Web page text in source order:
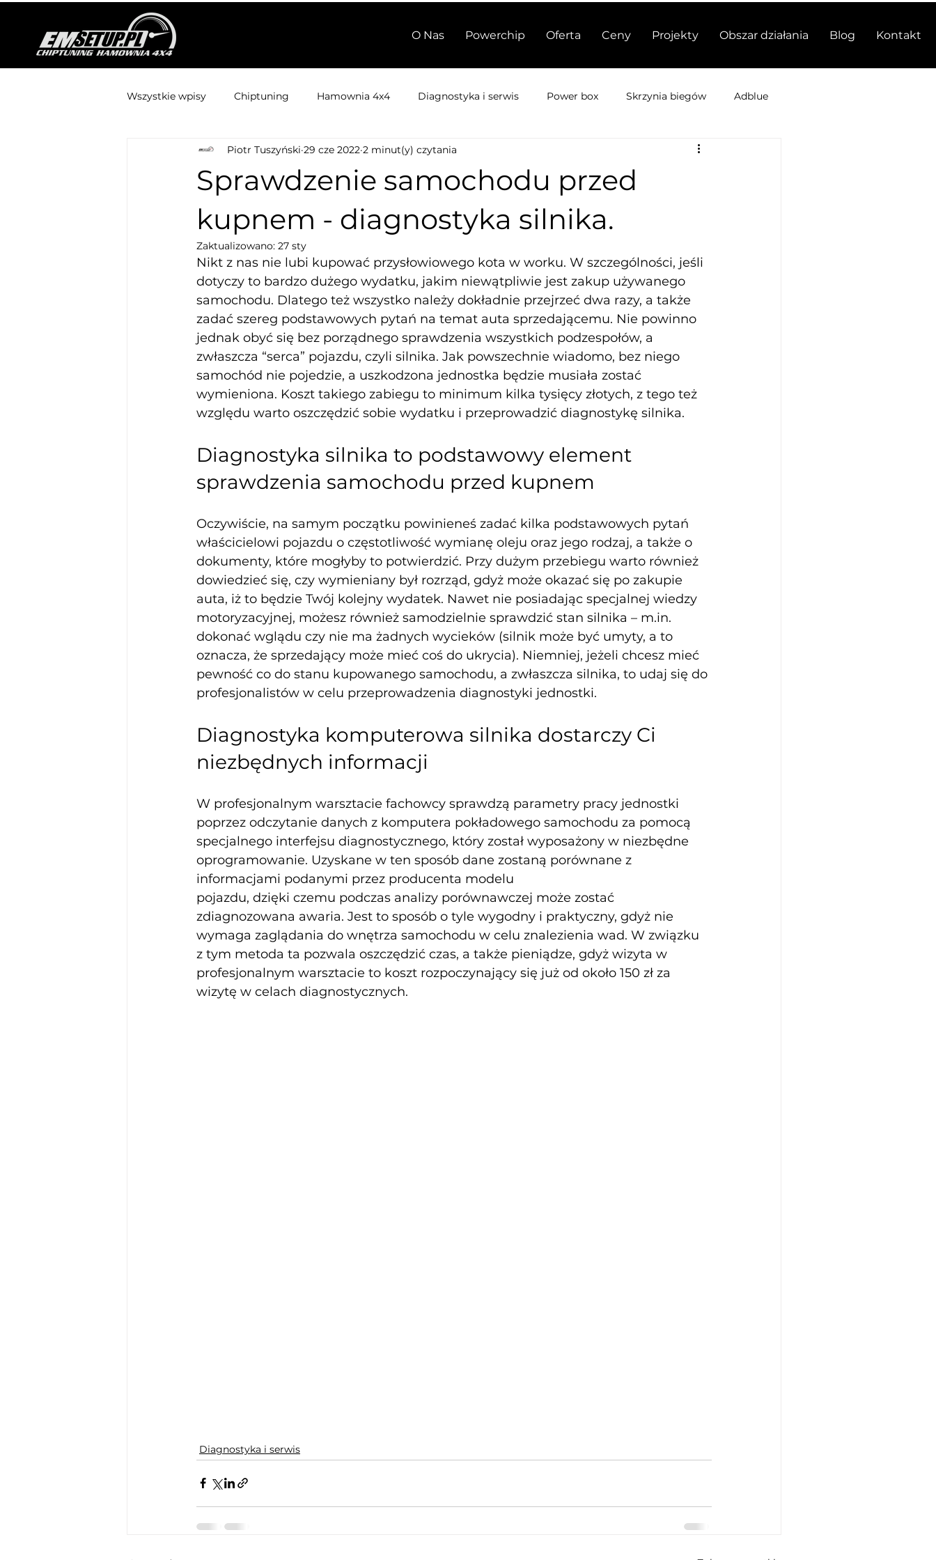
O Nas Powerchip Oferta Ceny Projekty Obszar działania Blog Kontakt
Wszystkie wpisy Chiptuning Hamownia 4x4 Diagnostyka i serwis Power box Skrzynia biegów Adblue
Sprawdzenie samochodu przed
kupnem - diagnostyka silnika.
Piotr Tuszyński 29 cze 2022 2 minut(y) czytania
Zaktualizowano: 27 sty
Nikt z nas nie lubi kupować przysłowiowego kota w worku. W szczególności, jeśli
dotyczy to bardzo dużego wydatku, jakim niewątpliwie jest zakup używanego
samochodu. Dlatego też wszystko należy dokładnie przejrzeć dwa razy, a także
zadać szereg podstawowych pytań na temat auta sprzedającemu. Nie powinno
jednak obyć się bez porządnego sprawdzenia wszystkich podzespołów, a
zwłaszcza “serca” pojazdu, czyli silnika. Jak powszechnie wiadomo, bez niego
samochód nie pojedzie, a uszkodzona jednostka będzie musiała zostać
wymieniona. Koszt takiego zabiegu to minimum kilka tysięcy złotych, z tego też
względu warto oszczędzić sobie wydatku i przeprowadzić diagnostykę silnika.
Diagnostyka silnika to podstawowy element
sprawdzenia samochodu przed kupnem
Oczywiście, na samym początku powinieneś zadać kilka podstawowych pytań
właścicielowi pojazdu o częstotliwość wymianę oleju oraz jego rodzaj, a także o
dokumenty, które mogłyby to potwierdzić. Przy dużym przebiegu warto również
dowiedzieć się, czy wymieniany był rozrząd, gdyż może okazać się po zakupie
auta, iż to będzie Twój kolejny wydatek. Nawet nie posiadając specjalnej wiedzy
motoryzacyjnej, możesz również samodzielnie sprawdzić stan silnika – m.in.
dokonać wglądu czy nie ma żadnych wycieków (silnik może być umyty, a to
oznacza, że sprzedający może mieć coś do ukrycia). Niemniej, jeżeli chcesz mieć
pewność co do stanu kupowanego samochodu, a zwłaszcza silnika, to udaj się do
profesjonalistów w celu przeprowadzenia diagnostyki jednostki.
Diagnostyka komputerowa silnika dostarczy Ci
niezbędnych informacji
W profesjonalnym warsztacie fachowcy sprawdzą parametry pracy jednostki
poprzez odczytanie danych z komputera pokładowego samochodu za pomocą
specjalnego interfejsu diagnostycznego, który został wyposażony w niezbędne
oprogramowanie. Uzyskane w ten sposób dane zostaną porównane z
informacjami podanymi przez producenta modelu
pojazdu, dzięki czemu podczas analizy porównawczej może zostać
zdiagnozowana awaria. Jest to sposób o tyle wygodny i praktyczny, gdyż nie
wymaga zaglądania do wnętrza samochodu w celu znalezienia wad. W związku
z tym metoda ta pozwala oszczędzić czas, a także pieniądze, gdyż wizyta w
profesjonalnym warsztacie to koszt rozpoczynający się już od około 150 zł za
wizytę w celach diagnostycznych.
Diagnostyka i serwis